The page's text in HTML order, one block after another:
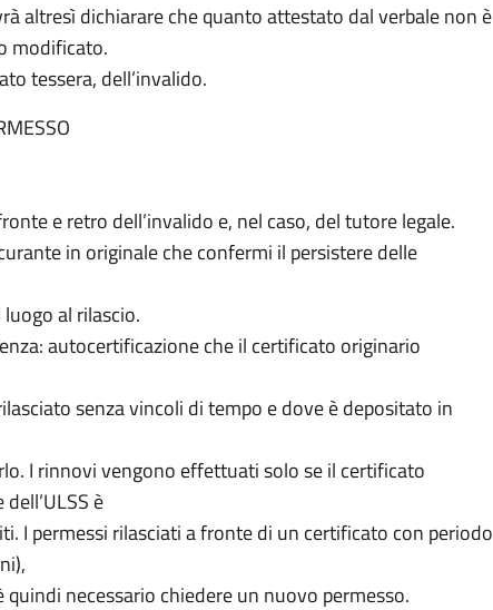
altresì dichiarare che quanto attestato dal verbale non è
modificato.
tessera, dell’invalido.
e retro dell’invalido e, nel caso, del tutore legale.
in originaleche confermi il persistere delle
al rilascio.
autocertificazione che il certificato originario
senza vincoli di tempo e dove è depositato in
I rinnovi vengono effettuati solo se il certificato
dell’ULSS è
I permessi rilasciati a fronte di un certificato con periodo
quindi necessario chiedere un nuovo permesso.